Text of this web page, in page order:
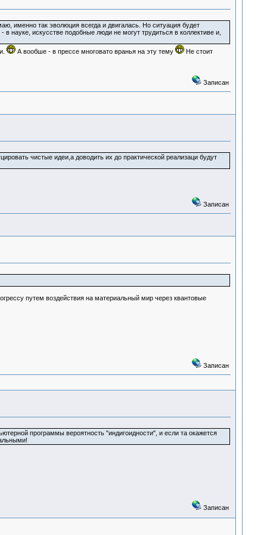
именно так эволюция всегда и двигалась. Но ситуация будет
науке, искусстве подобные люди не могут трудиться в коллективе и,
А вообше - в прессе многовато вранья на эту тему
Не стоит
Записан
чистые идеи,а доводить их до практической реализаци будут
Записан
путем воздействия на материальный мир через квантовые
Записан
программы вероятность "индигоидности", и если та окажется
Записан